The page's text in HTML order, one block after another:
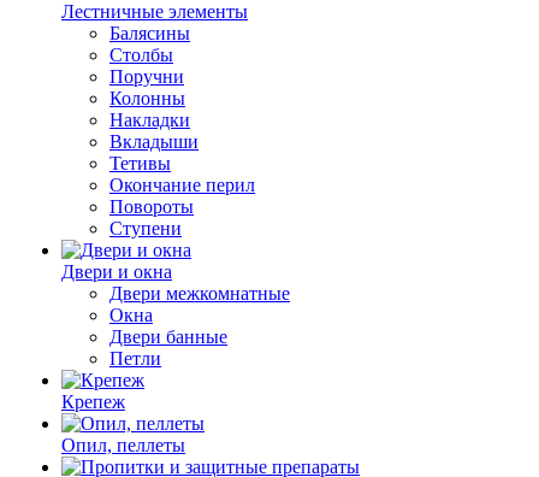
Лестничные элементы
Балясины
Столбы
Поручни
Колонны
Накладки
Вкладыши
Тетивы
Окончание перил
Повороты
Ступени
Двери и окна
Двери межкомнатные
Окна
Двери банные
Петли
Крепеж
Опил, пеллеты